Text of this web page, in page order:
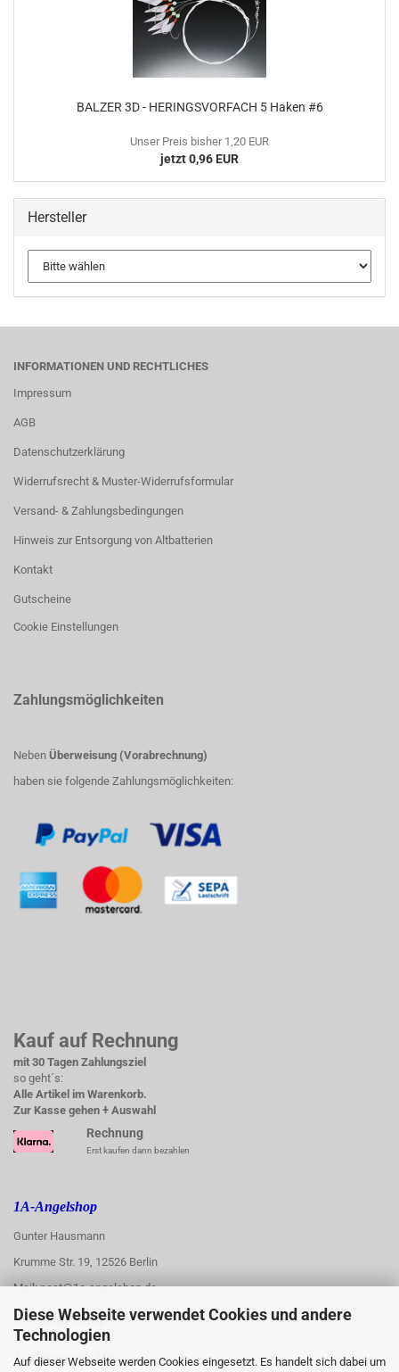
Diese Webseite verwendet Cookies und andere
Technologien
Auf dieser Webseite werden Cookies eingesetzt. Es handelt sich dabei um
BALZER 3D - HERINGSVORFACH 5 Haken #6
Unser Preis bisher 1,20 EUR
jetzt 0,96 EUR
Hersteller
INFORMATIONEN UND RECHTLICHES
Impressum
AGB
Datenschutzerklärung
Widerrufsrecht & Muster-Widerrufsformular
Versand- & Zahlungsbedingungen
Hinweis zur Entsorgung von Altbatterien
Kontakt
Gutscheine
Cookie Einstellungen
Zahlungsmöglichkeiten
Neben Überweisung (Vorabrechnung)
haben sie folgende Zahlungsmöglichkeiten:
Kauf auf Rechnung
mit 30 Tagen Zahlungsziel
so geht´s:
Alle Artikel im Warenkorb.
Zur Kasse gehen + Auswahl
Rechnung
Erst kaufen dann bezahlen
1A-Angelshop
Gunter Hausmann
Krumme Str. 19, 12526 Berlin
Mail: post@1a-angelshop.de
1A-Angelshop-
Ladengeschäft::